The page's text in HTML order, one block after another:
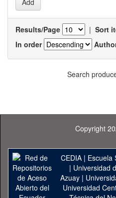
Results/Page | Sort
In order
Search
Copyright
CEDIA| Escuela
| Universidad
Azuay|
Universidad